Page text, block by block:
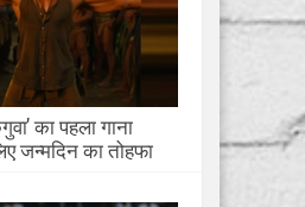
का पहला गाना
जन्मदिन का तोहफा